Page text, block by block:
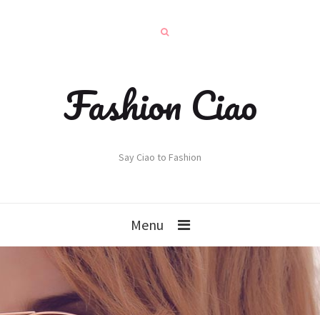
Fashion Ciao
Say Ciao to Fashion
Menu